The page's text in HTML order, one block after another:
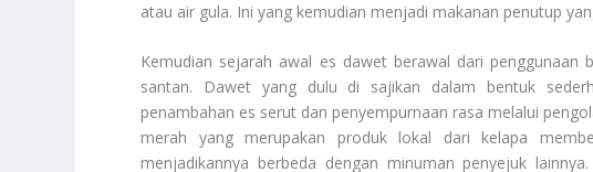
atau air gula. Ini yang kemudian menjadi makanan penutup
Kemudian sejarah awal es dawet berawal dari
santan. Dawet yang dulu di sajikan dalam bentuk
penambahan es serut dan penyempurnaan rasa melalui
merah yang merupakan produk lokal dari kelapa
menjadikannya berbeda dengan minuman penyejuk